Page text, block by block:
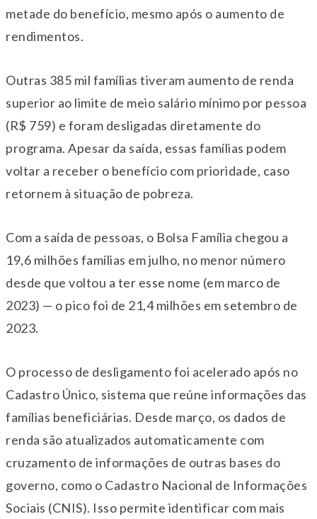
metade do benefício, mesmo após o aumento de
rendimentos.
Outras 385 mil famílias tiveram aumento de renda
superior ao limite de meio salário mínimo por pessoa
(R$ 759) e foram desligadas diretamente do
programa. Apesar da saída, essas famílias podem
voltar a receber o benefício com prioridade, caso
retornem à situação de pobreza.
Com a saída de pessoas, o Bolsa Família chegou a
19,6 milhões famílias em julho, no menor número
desde que voltou a ter esse nome (em marco de
2023) — o pico foi de 21,4 milhões em setembro de
2023.
O processo de desligamento foi acelerado após no
Cadastro Único, sistema que reúne informações das
famílias beneficiárias. Desde março, os dados de
renda são atualizados automaticamente com
cruzamento de informações de outras bases do
governo, como o Cadastro Nacional de Informações
Sociais (CNIS). Isso permite identificar com mais